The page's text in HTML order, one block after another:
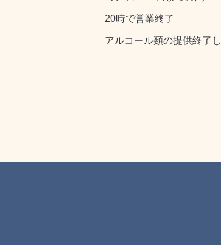
20時で営業終了
アルコール類の提供終了し